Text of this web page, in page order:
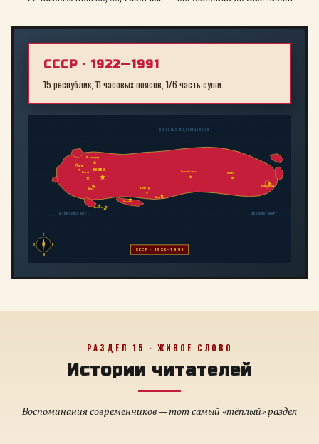
СССР · 1922—1991
15 республик, 11 часовых поясов, 1/6 часть суши.
МОСКВА
Ленинград
Киев
Минск
Ташкент
Алма-Ата
Байконур
Новосибирск Иркутск
Владивосток
ТбилисиБаку
Рига
С
Ю
З
В
СССР · 1922—1991
БАЛТИЙСКОЕ МОРЕ
СЕВЕРНЫЙ ЛЕДОВИТЫЙ ОКЕАН
ЯПОНСКОЕ МОРЕ
РАЗДЕЛ 15 · ЖИВОЕ СЛОВО
Истории читателей
Воспоминания современников — тот самый «тёплый» раздел